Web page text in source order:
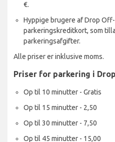
€.
Hyppige brugere af Drop
parkeringskreditkort, som
parkeringsafgifter.
Alle priser er inklusive moms.
Priser for parkering i
Op til 10 minutter - Gratis
Op til 15 minutter - 2,50
Op til 30 minutter - 7,50
Op til 45 minutter - 15,00